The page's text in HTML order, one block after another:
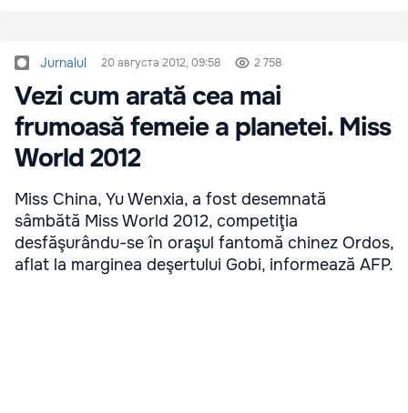
Jurnalul 20 августа 2012, 09:58 2 758
Vezi cum arată cea mai
frumoasă femeie a planetei. Miss
World 2012
Miss China, Yu Wenxia, a fost desemnată
sâmbătă Miss World 2012, competiţia
desfăşurându-se în oraşul fantomă chinez Ordos,
aflat la marginea deşertului Gobi, informează AFP.